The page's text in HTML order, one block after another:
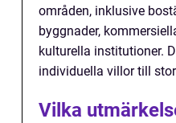
områden, inklusive
byggnader,
kulturella institutioner.
individuella villor till
Vilka